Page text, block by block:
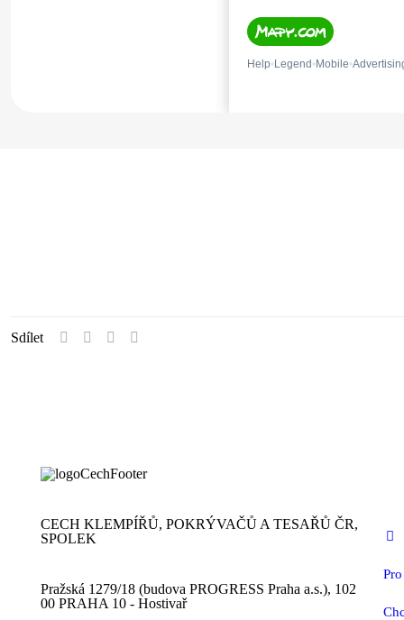
Sdílet
CECH KLEMPÍŘŮ, POKRÝVAČŮ A TESAŘŮ ČR,
SPOLEK
Pražská 1279/18 (budova PROGRESS Praha a.s.), 102
00 PRAHA 10 - Hostivař